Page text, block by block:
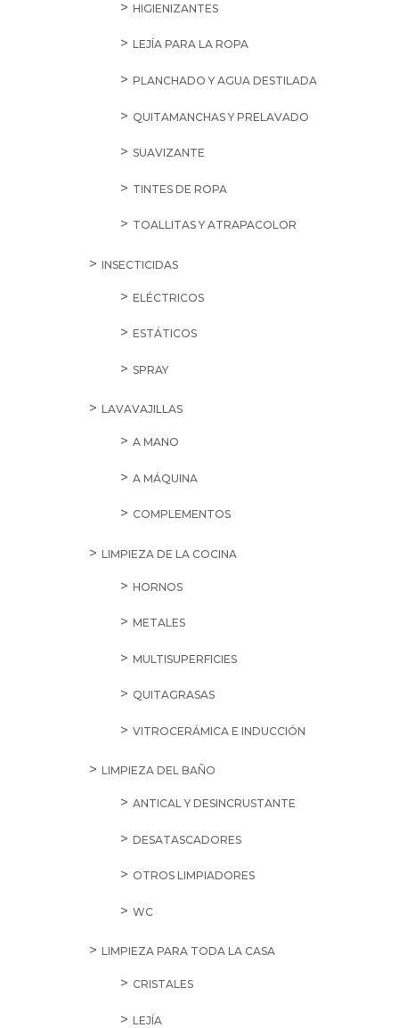
HIGIENIZANTES
LEJÍA PARA LA ROPA
PLANCHADO Y AGUA DESTILADA
QUITAMANCHAS Y PRELAVADO
SUAVIZANTE
TINTES DE ROPA
TOALLITAS Y ATRAPACOLOR
INSECTICIDAS
ELÉCTRICOS
ESTÁTICOS
SPRAY
LAVAVAJILLAS
A MANO
A MÁQUINA
COMPLEMENTOS
LIMPIEZA DE LA COCINA
HORNOS
METALES
MULTISUPERFICIES
QUITAGRASAS
VITROCERÁMICA E INDUCCIÓN
LIMPIEZA DEL BAÑO
ANTICAL Y DESINCRUSTANTE
DESATASCADORES
OTROS LIMPIADORES
WC
LIMPIEZA PARA TODA LA CASA
CRISTALES
LEJÍA